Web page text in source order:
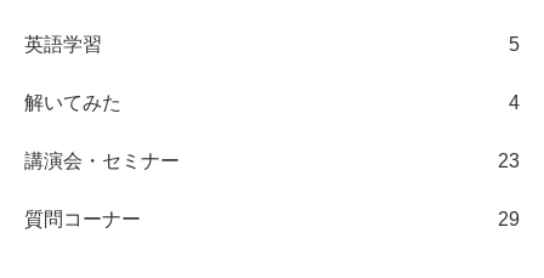
英語学習 5
解いてみた 4
講演会・セミナー 23
質問コーナー 29